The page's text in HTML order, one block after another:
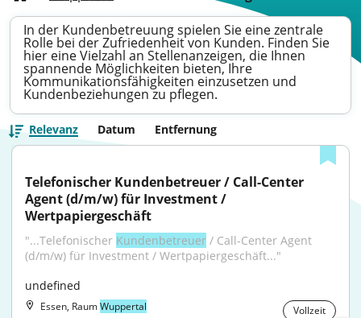
In der Kundenbetreuung spielen Sie eine zentrale
Rolle bei der Zufriedenheit von Kunden. Finden Sie
hier eine Vielzahl an Stellenanzeigen, die Ihnen
spannende Möglichkeiten bieten, Ihre
Kommunikationsfähigkeiten einzusetzen und
Kundenbeziehungen zu pflegen.
Relevanz Datum Entfernung
Telefonischer Kundenbetreuer / Call-Center
Agent (d/m/w) für Investment /
Wertpapiergeschäft
"...Telefonischer Kundenbetreuer / Call-Center Agent
(d/m/w) für Investment / Wertpapiergeschäft..."
undefined
Essen, RaumWuppertal Vollzeit